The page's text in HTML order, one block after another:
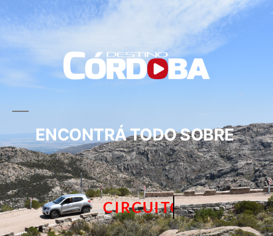
ENCONTRÁ TODO SOBRE
CIRCUITOS